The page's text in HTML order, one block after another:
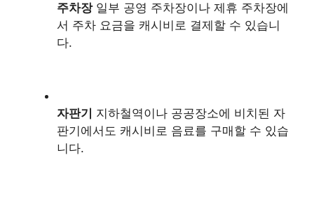
주차장일부 공영 주차장이나 제휴 주차장에
서 주차 요금을 캐시비로 결제할 수 있습니
다.
자판기 지하철역이나 공공장소에 비치된 자
판기에서도 캐시비로 음료를 구매할 수 있습
니다.